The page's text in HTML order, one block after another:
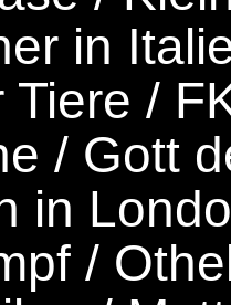
in
Tiere /
/ Gott
in
/